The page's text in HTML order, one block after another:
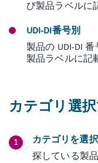
び製品ラベルに
UDI-DI番号別
製品の UDI-DI
製品ラベルに記
カテゴリ選
カテゴリを選択
探している製